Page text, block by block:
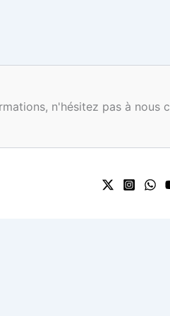
n'hésitez pas à nous